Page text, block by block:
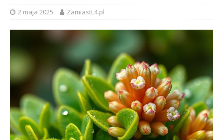
2 maja 2025 ZamiastL4.pl